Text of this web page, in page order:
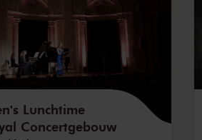
Lunchtime
Concertgebouw